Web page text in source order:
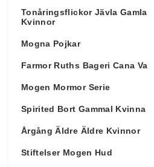
Tonåringsflickor Jävla Gamla
Kvinnor
Mogna Pojkar
Farmor Ruths Bageri Cana Va
Mogen Mormor Serie
Spirited Bort Gammal Kvinna
Årgång Äldre Äldre Kvinnor
Stiftelser Mogen Hud